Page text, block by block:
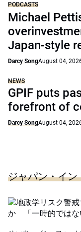
PODCASTS
Michael
Japan-style
Darcy SongAugust 04,
NEWS
GPIF puts
forefront of
Darcy SongAugust 04,
ジャパン・イン